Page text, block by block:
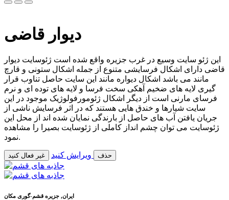
دیوار قاضی
این ژئو سایت وسیع در غرب جزیره واقع شده است ژئوسایت دیوار
قاضی دارای اشکال فرسایشی متنوع از جمله اشکال ستونی و قارچ
مانند می باشد اشکال دیواره مانند این سایت حاصل تناوب قرار
گیری لایه های ضخیم آهکی سخت فرسا و لایه های توده ای و نرم
فرسای مارنی است از دیگر اشکال ژئومورفولوژیک موجود در این
سایت شیارها و خندق هایی هستند که در اثر فرسایش ناشی از
جریان یافتن آب های حاصل از بارندگی نمایان شده اند از محل این
ژئوسایت می توان چشم انداز کاملی از ژئوسایت بصیرا را مشاهده
نمود.
غیر فعال کنید حذف
ایران, جزیره قشم-گوری مکان